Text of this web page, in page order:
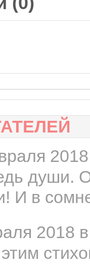
души.
И в
2018